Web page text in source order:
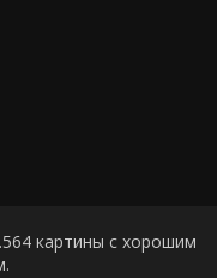
картины с хорошим